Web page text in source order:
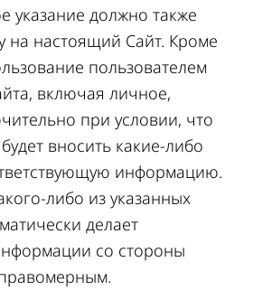
указание должно также
на настоящий Сайт. Кроме
пользователем
включая личное,
при условии, что
вносить какие-либо
информацию.
либо из указанных
делает
со стороны